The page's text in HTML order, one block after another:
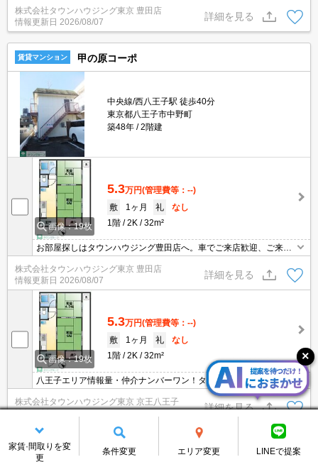
株式会社タウンハウジング東京 豊田店
情報更新日 2026/08/07
詳細を見る
賃貸マンション 甲の原コーポ
中央線/西八王子駅 徒歩40分
東京都八王子市中野町
築48年
2階建
画像：19枚
5.3万円(管理費等：--)
敷
1ヶ月 礼
なし
1階
2K 32m²
お部屋探しはタウンハウジング豊田店へ。車でご来店歓迎、ご来店
用お客様駐車場あり！
株式会社タウンハウジング東京 豊田店
情報更新日 2026/08/07
詳細を見る
画像：19枚
5.3万円(管理費等：--)
敷
1ヶ月 礼
なし
1階
2K 32m²
八王子エリア情報量・仲介ナンバーワン！タウンハウジング京王八
王子店です!お客様用駐車場もございますので車でのご来店も大歓迎
です！
株式会社タウンハウジング東京 京王八王子
詳細を見る
5.3万円 (管理費等：--)
家賃·間取りを変
更
条件変更 エリア変更 LINEで提案